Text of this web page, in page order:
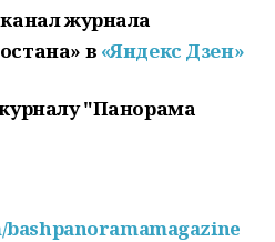
журнала
в «Яндекс Дзен»
"Панорама
bashpanoramamagazine